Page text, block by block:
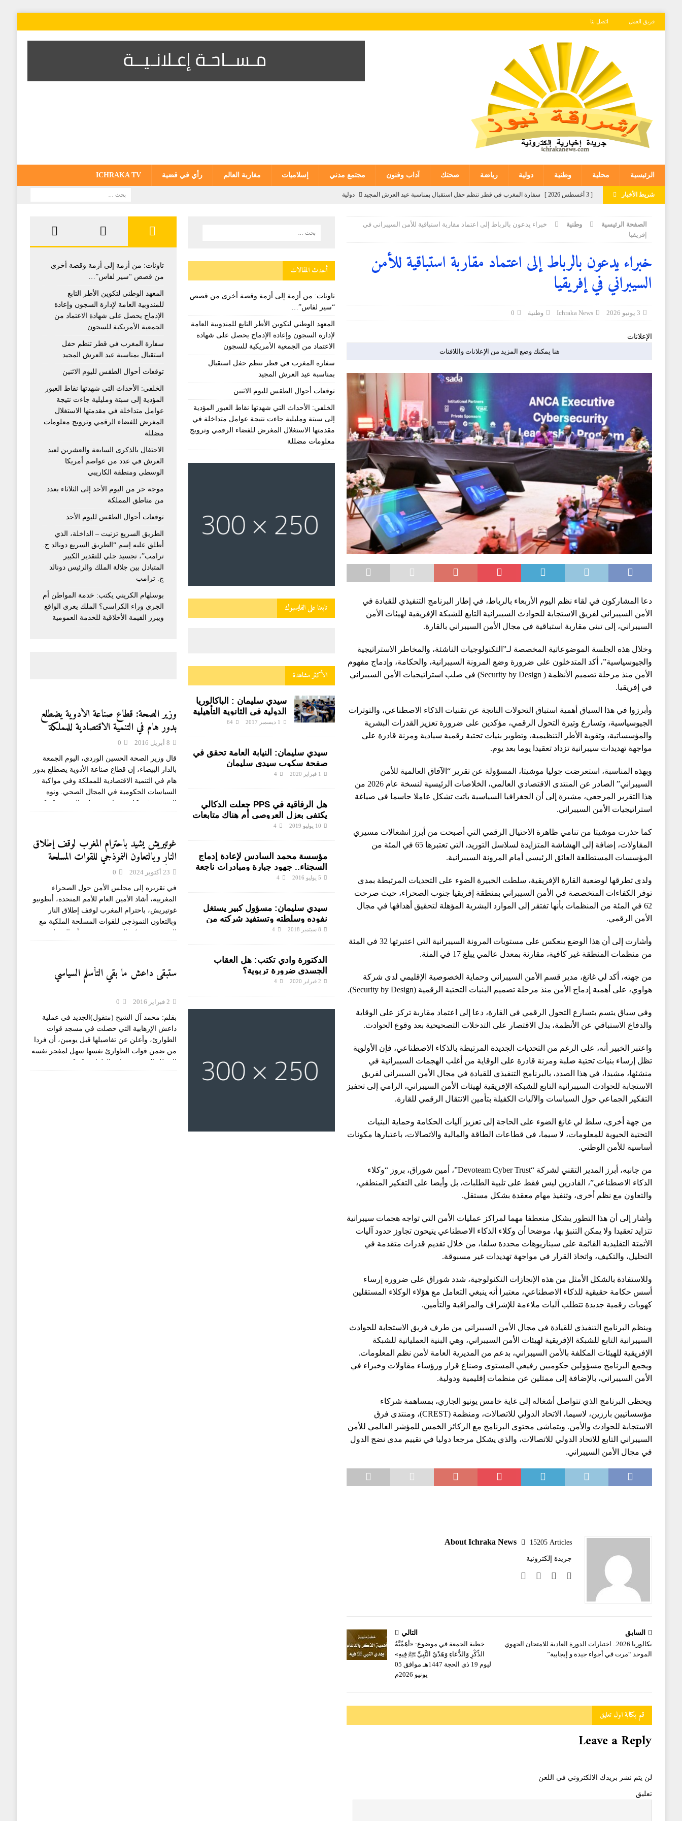
فريق العمل اتصل بنا
الرئيسية محلية وطنية دولية رياضة صحتك آداب وفنون مجتمع مدني إسلاميات مغاربة العالم رأي في قضية ICHRAKA TV
شريط الأخبار [ 3 أغسطس 2026 ] سفارة المغرب في قطر تنظم حفل استقبال بمناسبة عيد العرش المجيد دولية
الخلفي: الأحداث التي شهدتها نقاط العبور المؤدية إلى سبتة ومليلية جاءت نتيجة عوامل متداخلة في مقدمتها الاستغلال
[ 3 أغسطس 2026 ] تاونات: من أزمة إلى أزمة وقصة أخرى من قصص “سير لفاس”… وطنية
المعهد الوطني لتكوين الأطر التابع للمندوبية العامة لإدارة السجون وإعادة الإدماج يحصل على شهادة الاعتماد من
الصفحة الرئيسية وطنية
خبراء يدعون بالرباط إلى اعتماد مقاربة استباقية للأمن السيبراني في
إفريقيا
خبراء يدعون بالرباط إلى اعتماد مقاربة استباقية للأمن
السيبراني في إفريقيا
3 يونيو 2026 Ichraka News وطنية 0
الإعلانات
هنا يمكنك وضع المزيد من الإعلانات واللافتات
دعا المشاركون في لقاء نظم اليوم الأربعاء بالرباط، في إطار البرنامج التنفيذي للقيادة في
الأمن السيبراني لفريق الاستجابة للحوادث السيبرانية التابع للشبكة الإفريقية لهيئات الأمن
السيبراني، إلى تبني مقاربة استباقية في مجال الأمن السيبراني بالقارة.
وخلال هذه الجلسة الموضوعاتية المخصصة لـ”التكنولوجيات الناشئة، والمخاطر الاستراتيجية
والجيوسياسية”، أكد المتدخلون على ضرورة وضع المرونة السيبرانية، والحكامة، وإدماج مفهوم
الأمن منذ مرحلة تصميم الأنظمة ( Security by Design) في صلب استراتيجيات الأمن السيبراني
في إفريقيا.
وأبرزوا في هذا السياق أهمية استباق التحولات الناتجة عن تقنيات الذكاء الاصطناعي، والتوترات
الجيوسياسية، وتسارع وتيرة التحول الرقمي، مؤكدين على ضرورة تعزيز القدرات البشرية
والمؤسساتية، وتقوية الأطر التنظيمية، وتطوير بنيات تحتية رقمية سيادية ومرنة قادرة على
مواجهة تهديدات سيبرانية تزداد تعقيدا يوما بعد يوم.
وبهذه المناسبة، استعرضت جوليا موشيتا، المسؤولة عن تقرير “الآفاق العالمية للأمن
السيبراني” الصادر عن المنتدى الاقتصادي العالمي، الخلاصات الرئيسية لنسخة عام 2026 من
هذا التقرير المرجعي، مشيرة إلى أن الجغرافيا السياسية باتت تشكل عاملا حاسما في صياغة
استراتيجيات الأمن السيبراني.
كما حذرت موشيتا من تنامي ظاهرة الاحتيال الرقمي التي أصبحت من أبرز انشغالات مسيري
المقاولات، إضافة إلى الهشاشة المتزايدة لسلاسل التوريد، التي تعتبرها 65 في المئة من
المؤسسات المستطلعة العائق الرئيسي أمام المرونة السيبرانية.
ولدى تطرقها لوضعية القارة الإفريقية، سلطت الخبيرة الضوء على التحديات المرتبطة بمدى
توفر الكفاءات المتخصصة في الأمن السيبراني بمنطقة إفريقيا جنوب الصحراء، حيث صرحت
62 في المئة من المنظمات بأنها تفتقر إلى الموارد البشرية المؤهلة لتحقيق أهدافها في مجال
الأمن الرقمي.
وأشارت إلى أن هذا الوضع ينعكس على مستويات المرونة السيبرانية التي اعتبرتها 32 في المئة
من منظمات المنطقة غير كافية، مقارنة بمعدل عالمي يبلغ 17 في المئة.
من جهته، أكد لي غانغ، مدير قسم الأمن السيبراني وحماية الخصوصية الإقليمي لدى شركة
هواوي، على أهمية إدماج الأمن منذ مرحلة تصميم البنيات التحتية الرقمية (Security by Design).
وفي سياق يتسم بتسارع التحول الرقمي في القارة، دعا إلى اعتماد مقاربة تركز على الوقاية
والدفاع الاستباقي عن الأنظمة، بدل الاقتصار على التدخلات التصحيحية بعد وقوع الحوادث.
واعتبر الخبير أنه، على الرغم من التحديات الجديدة المرتبطة بالذكاء الاصطناعي، فإن الأولوية
تظل إرساء بنيات تحتية صلبة ومرنة قادرة على الوقاية من أغلب الهجمات السيبرانية في
منشئها، مشيدا، في هذا الصدد، بالبرنامج التنفيذي للقيادة في مجال الأمن السيبراني لفريق
الاستجابة للحوادث السيبرانية التابع للشبكة الإفريقية لهيئات الأمن السيبراني، الرامي إلى تحفيز
التفكير الجماعي حول السياسات والآليات الكفيلة بتأمين الانتقال الرقمي للقارة.
من جهة أخرى، سلط لي غانغ الضوء على الحاجة إلى تعزيز آليات الحكامة وحماية البنيات
التحتية الحيوية للمعلومات، لا سيما، في قطاعات الطاقة والمالية والاتصالات، باعتبارها مكونات
أساسية للأمن الوطني.
من جانبه، أبرز المدير التقني لشركة “Devoteam Cyber Trust”، أمين شوراق، بروز “وكلاء
الذكاء الاصطناعي”، القادرين ليس فقط على تلبية الطلبات، بل وأيضا على التفكير المنطقي،
والتعاون مع نظم أخرى، وتنفيذ مهام معقدة بشكل مستقل.
وأشار إلى أن هذا التطور يشكل منعطفا مهما لمراكز عمليات الأمن التي تواجه هجمات سيبرانية
تتزايد تعقيدا ولا يمكن التنبؤ بها، موضحا أن وكلاء الذكاء الاصطناعي يتيحون تجاوز حدود آليات
الأتمتة التقليدية القائمة على سيناريوهات محددة سلفا، من خلال تقديم قدرات متقدمة في
التحليل، والتكيف، واتخاذ القرار في مواجهة تهديدات غير مسبوقة.
وللاستفادة بالشكل الأمثل من هذه الإنجازات التكنولوجية، شدد شوراق على ضرورة إرساء
أسس حكامة حقيقية للذكاء الاصطناعي، معتبرا أنه ينبغي التعامل مع هؤلاء الوكلاء المستقلين
كهويات رقمية جديدة تتطلب آليات ملاءمة للإشراف والمراقبة والتأمين.
وينظم البرنامج التنفيذي للقيادة في مجال الأمن السيبراني من طرف فريق الاستجابة للحوادث
السيبرانية التابع للشبكة الإفريقية لهيئات الأمن السيبراني، وهي البنية العملياتية للشبكة
الإفريقية للهيئات المكلفة بالأمن السيبراني، بدعم من المديرية العامة لأمن نظم المعلومات.
ويجمع البرنامج مسؤولين حكوميين رفيعي المستوى وصناع قرار ورؤساء مقاولات وخبراء في
الأمن السيبراني، بالإضافة إلى ممثلين عن منظمات إقليمية ودولية.
ويحظى البرنامج الذي تتواصل أشغاله إلى غاية خامس يونيو الجاري، بمساهمة شركاء
مؤسساتيين بارزين، لاسيما، الاتحاد الدولي للاتصالات، ومنظمة (CREST)، ومنتدى فرق
الاستجابة للحوادث والأمن. ويتماشى محتوى البرنامج مع الركائز الخمس للمؤشر العالمي للأمن
السيبراني التابع للاتحاد الدولي للاتصالات، والذي يشكل مرجعا دوليا في تقييم مدى نضج الدول
في مجال الأمن السيبراني.
About Ichraka News 15205 Articles
جريدة إلكترونية
السابق
بكالوريا 2026.. اختبارات الدورة العادية للامتحان الجهوي
الموحد “مرت في أجواء جيدة و إيجابية”
التالي
خطبة الجمعة في موضوع: «أَهَمِّيَّةُ
الذِّكْرِ وَالدُّعَاءِ وَهَدْيُ النَّبِيِّ ﷺ فِيهِ»
ليوم 19 ذي الحجة 1447هـ موافق 05
يونيو 2026م
قم بكتابة اول تعليق
Leave a Reply
لن يتم نشر بريدك الالكتروني في اللعن
تعليق
أحدث المقالات
تاونات: من أزمة إلى أزمة وقصة أخرى من قصص
“سير لفاس”…
المعهد الوطني لتكوين الأطر التابع للمندوبية العامة
لإدارة السجون وإعادة الإدماج يحصل على شهادة
الاعتماد من الجمعية الأمريكية للسجون
سفارة المغرب في قطر تنظم حفل استقبال
بمناسبة عيد العرش المجيد
توقعات أحوال الطقس لليوم الاثنين
الخلفي: الأحداث التي شهدتها نقاط العبور المؤدية
إلى سبتة ومليلية جاءت نتيجة عوامل متداخلة في
مقدمتها الاستغلال المغرض للفضاء الرقمي وترويج
معلومات مضللة
تابعنا على الفايسبوك
الأكثر مشاهدة
سيدي سليمان : الباكالوريا
الدولية في الثانوية التأهيلية
زينب النفزاوية فوق صفيح
1 ديسمبر 2017 64
سيدي سليمان: النيابة العامة تحقق في
صفحة سكوب سيدي سليمان
والمتضررون ينتفضون ضد المتورطين
1 فبراير 2020 4
هل الرفاقية في PPS جعلت الدكالي
يكتفي بعزل العروصي أم هناك متابعات
قانونية على خلفية اختلالات التسيير
10 يوليو 2019 4
مؤسسة محمد السادس لإعادة إدماج
السجناء.. جهود جبارة ومبادرات ناجعة
لأنسنة الوسط السجني
5 يوليو 2016 4
سيدي سليمان: مسؤول كبير يستغل
نفوده وسلطته وتستفيد شركته من
مشاريع القطاع
8 سبتمبر 2018 4
الدكتورة وادي تكتب: هل العقاب
الجسدي ضرورة تربوية؟
2 فبراير 2020 4
تاونات: من أزمة إلى أزمة وقصة أخرى
من قصص “سير لفاس”…
المعهد الوطني لتكوين الأطر التابع
للمندوبية العامة لإدارة السجون وإعادة
الإدماج يحصل على شهادة الاعتماد من
الجمعية الأمريكية للسجون
سفارة المغرب في قطر تنظم حفل
استقبال بمناسبة عيد العرش المجيد
توقعات أحوال الطقس لليوم الاثنين
الخلفي: الأحداث التي شهدتها نقاط العبور
المؤدية إلى سبتة ومليلية جاءت نتيجة
عوامل متداخلة في مقدمتها الاستغلال
المغرض للفضاء الرقمي وترويج معلومات
مضللة
الاحتفال بالذكرى السابعة والعشرين لعيد
العرش في عدد من عواصم أمريكا
الوسطى ومنطقة الكاريبي
موجة حر من اليوم الأحد إلى الثلاثاء بعدد
من مناطق المملكة
توقعات أحوال الطقس لليوم الأحد
الطريق السريع تزنيت – الداخلة، الذي
أطلق عليه إسم “الطريق السريع دونالد ج.
ترامب”، تجسيد جلي للتقدير الكبير
المتبادل بين جلالة الملك والرئيس دونالد
ج. ترامب
بوسلهام الكريني يكتب: خدمة المواطن أم
الجري وراء الكراسي؟ الملك يعري الواقع
ويبرز القيمة الأخلاقية للخدمة العمومية
وزير الصحة: قطاع صناعة الأدوية يضطلع
بدور هام في التنمية الاقتصادية للمملكة
8 أبريل 2016 0
قال وزير الصحة الحسين الوردي، اليوم الجمعة
بالدار البيضاء، إن قطاع صناعة الأدوية يضطلع بدور
هام في التنمية الاقتصادية للمملكة وفي مواكبة
السياسات الحكومية في المجال الصحي. ونوه
الوردي ، في كلمة بمناسبة تنظيم الجمعية [...]
غوتيريش يشيد باحترام المغرب لوقف إطلاق
النار وبالتعاون النموذجي للقوات المسلحة
الملكية مع المينورسو
23 أكتوبر 2024 0
في تقريره إلى مجلس الأمن حول الصحراء
المغربية، أشاد الأمين العام للأمم المتحدة، أنطونيو
غوتيريش، باحترام المغرب لوقف إطلاق النار
وبالتعاون النموذجي للقوات المسلحة الملكية مع
المينورسو. وذكر السيد غوتيريش بأن الممثل
ستبقى داعش ما بقي التأسلم السياسي
2 فبراير 2016 0
بقلم: محمد آل الشيخ (منقول)الجديد في عملية
داعش الإرهابية التي حصلت في مسجد قوات
الطوارئ، وأعلن عن تفاصيلها قبل يومين، أن فردا
من ضمن قوات الطوارئ نفسها سهل لمفجر نفسه
التسلل إلى مقر قوات الطوارئ [...]